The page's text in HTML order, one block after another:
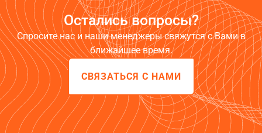
Остались вопросы?
Спросите нас и наши менеджеры свяжутся с Вами в
ближайшее время.
СВЯЗАТЬСЯ С НАМИ